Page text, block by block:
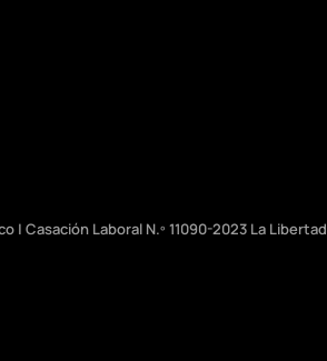
Casación Laboral N.º 11090-2023 La Libertad